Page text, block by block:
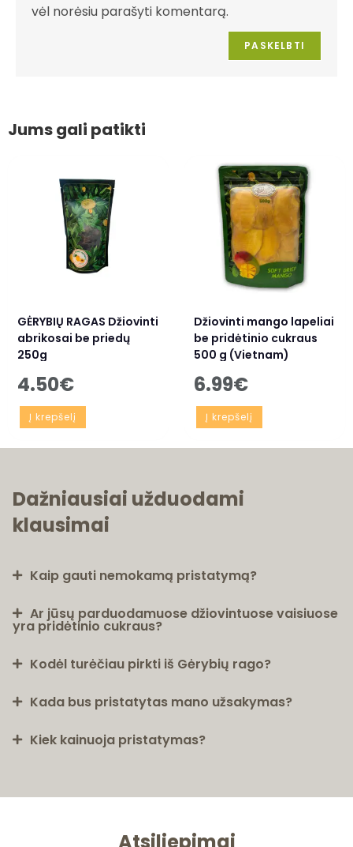
Jums gali patikti
GĖRYBIŲ RAGAS Džiovinti
abrikosai be priedų
250g
4.50€
Į krepšelį
Džiovinti mango lapeliai
be pridėtinio cukraus
500 g (Vietnam)
6.99€
Į krepšelį
vėl norėsiu parašyti komentarą.
Dažniausiai užduodami
klausimai
Kaip gauti nemokamą pristatymą?
Ar jūsų parduodamuose džiovintuose vaisiuose
yra pridėtinio cukraus?
Kodėl turėčiau pirkti iš Gėrybių rago?
Kada bus pristatytas mano užsakymas?
Kiek kainuoja pristatymas?